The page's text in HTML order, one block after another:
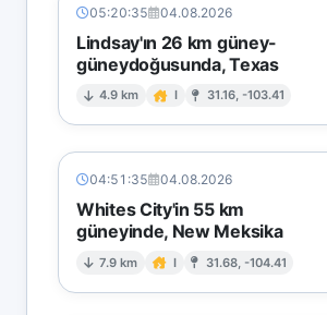
05:20:35 04.08.2026
Lindsay'ın 26 km güney-
güneydoğusunda, Texas
4.9 km I 31.16, -103.41
04:51:35 04.08.2026
Whites City'in 55 km
güneyinde, New Meksika
7.9 km I 31.68, -104.41